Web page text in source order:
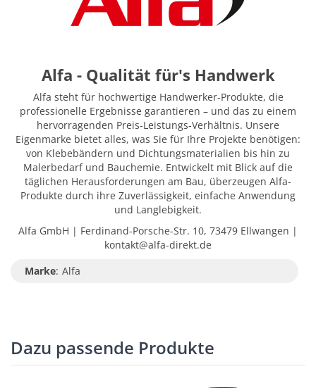
Alfa - Qualität für's Handwerk
Alfa steht für hochwertige Handwerker-Produkte, die
professionelle Ergebnisse garantieren – und das zu einem
hervorragenden Preis-Leistungs-Verhältnis. Unsere
Eigenmarke bietet alles, was Sie für Ihre Projekte benötigen:
von Klebebändern und Dichtungsmaterialien bis hin zu
Malerbedarf und Bauchemie. Entwickelt mit Blick auf die
täglichen Herausforderungen am Bau, überzeugen Alfa-
Produkte durch ihre Zuverlässigkeit, einfache Anwendung
und Langlebigkeit.
Alfa GmbH | Ferdinand-Porsche-Str. 10, 73479 Ellwangen |
kontakt@alfa-direkt.de
Marke: Alfa
Dazu passende Produkte